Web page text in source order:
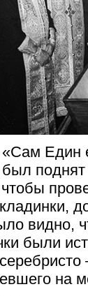
Един
видно,
были
на